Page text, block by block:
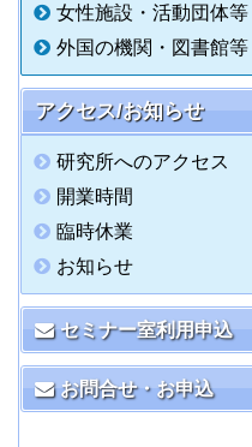
女性施設・活動団体等
外国の機関・図書館等
アクセス/お知らせ
研究所へのアクセス
開業時間
臨時休業
お知らせ
セミナー室利用申込
お問合せ・お申込